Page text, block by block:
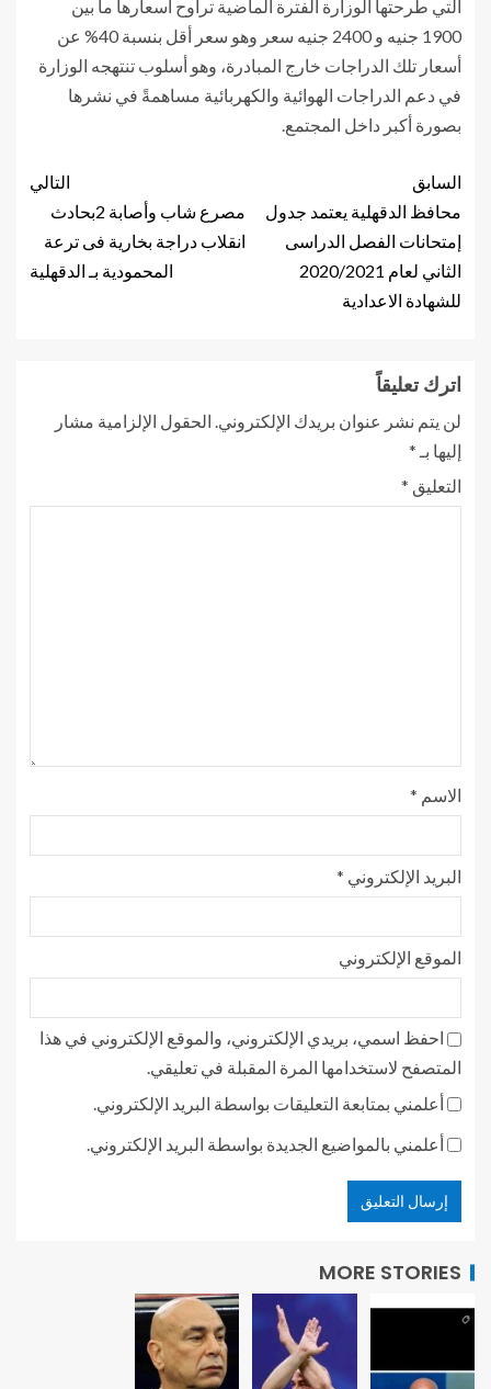
التي طرحتها الوزارة الفترة الماضية تراوح أسعارها ما بين
1900 جنيه و 2400 جنيه سعر وهو سعر أقل بنسبة 40% عن
أسعار تلك الدراجات خارج المبادرة، وهو أسلوب تنتهجه الوزارة
في دعم الدراجات الهوائية والكهربائية مساهمةً في نشرها
بصورة أكبر داخل المجتمع.
السابق
محافظ الدقهلية يعتمد جدول
إمتحانات الفصل الدراسى
الثاني لعام 2020/2021
للشهادة الاعدادية
التالي
مصرع شاب وأصابة 2بحادث
انقلاب دراجة بخارية فى ترعة
المحمودية بـ الدقهلية
اترك تعليقاً
لن يتم نشر عنوان بريدك الإلكتروني. الحقول الإلزامية مشار
إليها بـ *
التعليق *
الاسم *
البريد الإلكتروني *
الموقع الإلكتروني
احفظ اسمي، بريدي الإلكتروني، والموقع الإلكتروني في هذا
المتصفح لاستخدامها المرة المقبلة في تعليقي.
أعلمني بمتابعة التعليقات بواسطة البريد الإلكتروني.
أعلمني بالمواضيع الجديدة بواسطة البريد الإلكتروني.
MORE STORIES